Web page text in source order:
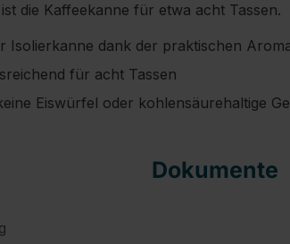
die Kaffeekanne für etwa acht Tassen.
Isolierkanne dank der praktischen
für acht Tassen
Eiswürfel oder kohlensäurehaltige
Dokumente